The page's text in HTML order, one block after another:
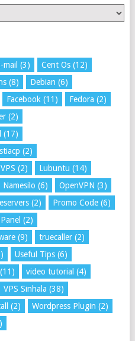
mail (3) Cent Os(12)
(8) Debian (6)
Facebook (11) Fedora (2)
(2)
(17)
(2)
(2) Lubuntu (14)
Namesilo (6) OpenVPN (3)
(2) Promo Code(6)
(2)
(9) truecaller(2)
Useful Tips(6)
(11) video tutorial (4)
VPS Sinhala (38)
(2) Wordpress Plugin (2)